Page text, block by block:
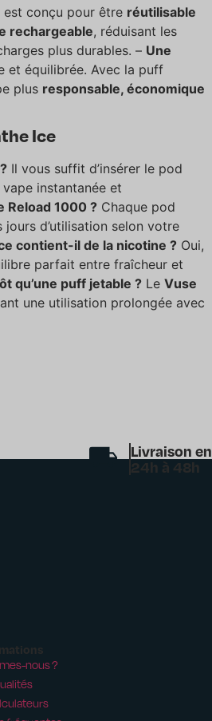
est conçu pour être réutilisable
rechargeable, réduisant les
plus durables. – Une
et équilibrée. Avec la puff
plus responsable, économique
Ice
Il vous suffit d’insérer le pod
vape instantanée et
Reload 1000 ? Chaque pod
d’utilisation selon votre
contient-il de la nicotine ? Oui,
parfait entre fraîcheur et
qu’une puff jetable ? Le Vuse
une utilisation prolongée avec
Livraison en
24h à 48h
nous ?